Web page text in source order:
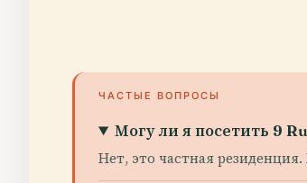
ЧАСТЫЕ ВОПРОСЫ
Могу ли я посетить 9
Нет, это частная